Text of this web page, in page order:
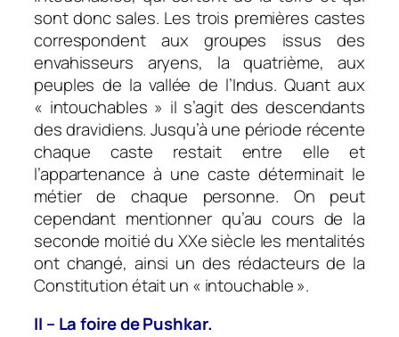
sont donc sales. Les trois premières castes
correspondent aux groupes issus des
envahisseurs aryens, la quatrième, aux
peuples de la vallée de l’Indus. Quant aux
« intouchables » il s’agit des descendants
des dravidiens. Jusqu’à une période récente
chaque caste restait entre elle et
l’appartenance à une caste déterminait le
métier de chaque personne. On peut
cependant mentionner qu’au cours de la
seconde moitié du XXe siècle les mentalités
ont changé, ainsi un des rédacteurs de la
Constitution était un « intouchable ».
II – La foire de Pushkar.